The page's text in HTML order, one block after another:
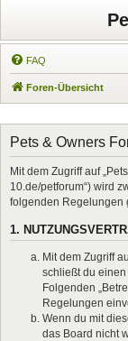
FAQ
Foren-Übersicht
Pets & Owners
Mit dem Zugriff auf
10.de/petforum“) wird
folgenden Regelungen
1.
Mit dem Zugriff
schließt du
Folgenden
Regelungen
Wenn du mit
das Board nicht